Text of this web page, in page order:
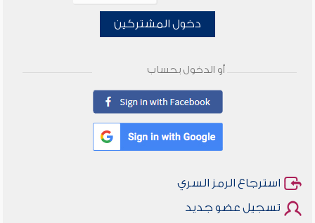
دخول المشتركين
أو الدخول بحساب
استرجاع الرمز السري
تسجيل عضو جديد